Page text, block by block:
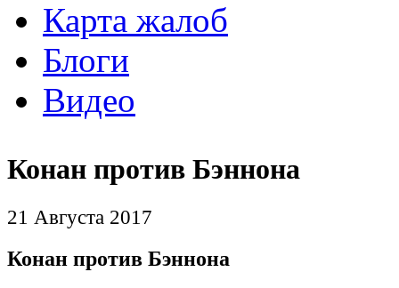
Карта жалоб
Блоги
Видео
Конан против Бэннона
21 Августа 2017
Конан против Бэннона